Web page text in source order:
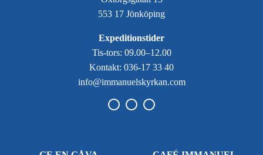
553 17 Jönköping
Expeditionstider
Tis-tors: 09.00–12.00
Kontakt: 036-17 33 40
info@immanuelskyrkan.com